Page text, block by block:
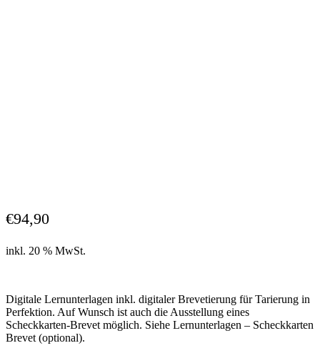
€94,90
inkl. 20 % MwSt.
Digitale Lernunterlagen inkl. digitaler Brevetierung für Tarierung in
Perfektion. Auf Wunsch ist auch die Ausstellung eines
Scheckkarten-Brevet möglich. Siehe Lernunterlagen – Scheckkarten
Brevet (optional).